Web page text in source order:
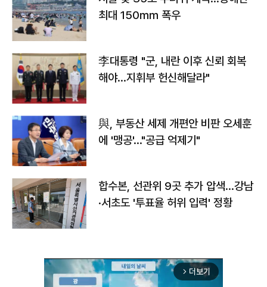
최대 150㎜ 폭우
李대통령 "군, 내란 이후 신뢰 회복
해야…지휘부 헌신해달라"
與, 부동산 세제 개편안 비판 오세훈
에 '맹공'…"공급 억제기"
합수본, 선관위 9곳 추가 압색…강남
·서초도 '투표율 허위 입력' 정황
arrow_forward_ios 더보기